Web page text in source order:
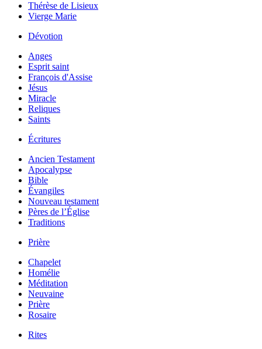
Thérèse de Lisieux
Vierge Marie
Dévotion
Anges
Esprit saint
François d'Assise
Jésus
Miracle
Reliques
Saints
Écritures
Ancien Testament
Apocalypse
Bible
Évangiles
Nouveau testament
Pères de l’Église
Traditions
Prière
Chapelet
Homélie
Méditation
Neuvaine
Prière
Rosaire
Rites